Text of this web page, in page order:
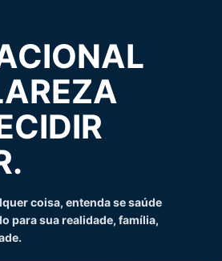
coisa, entenda se saúde
para sua realidade, família,